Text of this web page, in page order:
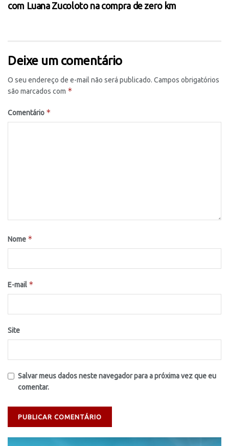
com Luana Zucoloto na compra de zero km
Deixe um comentário
O seu endereço de e-mail não será publicado. Campos obrigatórios
são marcados com *
Comentário *
Nome *
E-mail *
Site
Salvar meus dados neste navegador para a próxima vez que eu
comentar.